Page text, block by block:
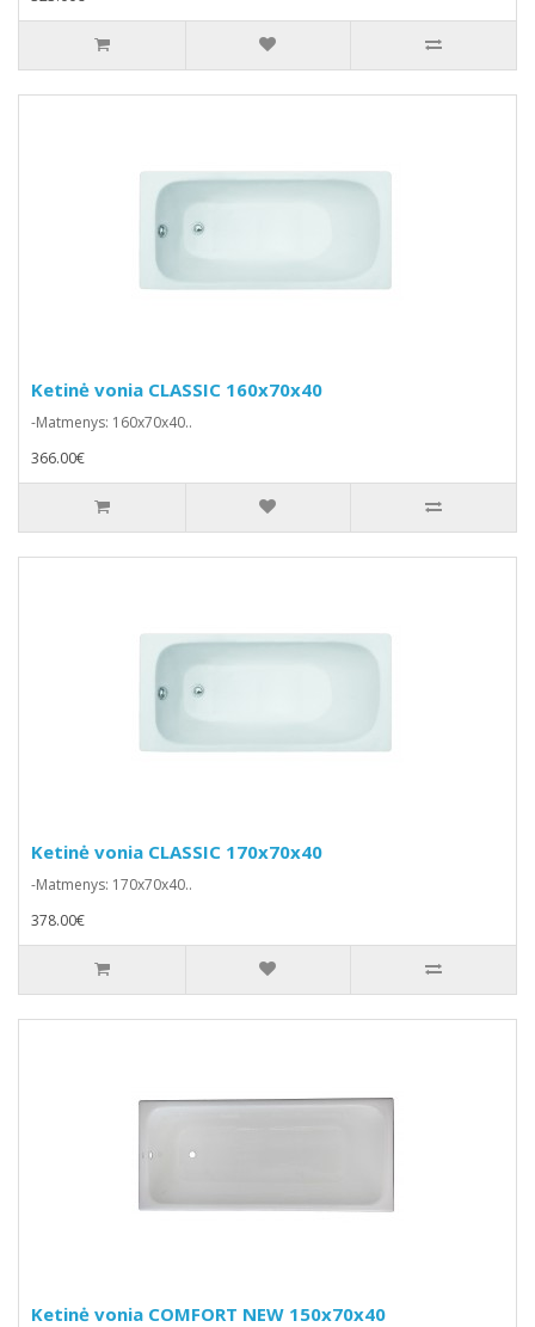
Ketinė vonia CLASSIC 160x70x40
-Matmenys: 160x70x40..
366.00€
Ketinė vonia CLASSIC 170x70x40
-Matmenys: 170x70x40..
378.00€
Ketinė vonia COMFORT NEW 150x70x40